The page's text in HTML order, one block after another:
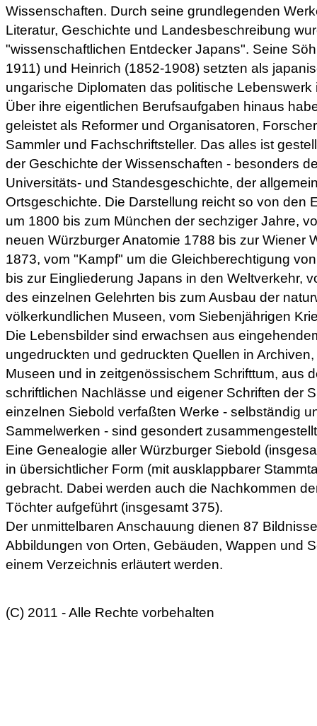
Wissenschaften. Durch seine grundlegenden
Literatur, Geschichte und Landesbeschreibung
"wissenschaftlichen Entdecker Japans". Seine
1911) und Heinrich (1852-1908) setzten als
ungarische Diplomaten das politische Lebenswerk
Über ihre eigentlichen Berufsaufgaben hinaus
geleistet als Reformer und Organisatoren,
Sammler und Fachschriftsteller. Das alles ist
der Geschichte der Wissenschaften - besonders
Universitäts- und Standesgeschichte, der
Ortsgeschichte. Die Darstellung reicht so von den
um 1800 bis zum München der sechziger Jahre,
neuen Würzburger Anatomie 1788 bis zur Wiener
1873, vom "Kampf" um die Gleichberechtigung
bis zur Eingliederung Japans in den Weltverkehr,
des einzelnen Gelehrten bis zum Ausbau der
völkerkundlichen Museen, vom Siebenjährigen
Die Lebensbilder sind erwachsen aus
ungedruckten und gedruckten Quellen in
Museen und in zeitgenössischem Schrifttum, aus
schriftlichen Nachlässe und eigener Schriften der
einzelnen Siebold verfaßten Werke - selbständig
Sammelwerken - sind gesondert
Eine Genealogie aller Würzburger Siebold
in übersichtlicher Form (mit ausklappbarer
gebracht. Dabei werden auch die Nachkommen
Töchter aufgeführt (insgesamt 375).
Der unmittelbaren Anschauung dienen 87
Abbildungen von Orten, Gebäuden, Wappen und
einem Verzeichnis erläutert werden.
(C) 2011 - Alle Rechte vorbehalten